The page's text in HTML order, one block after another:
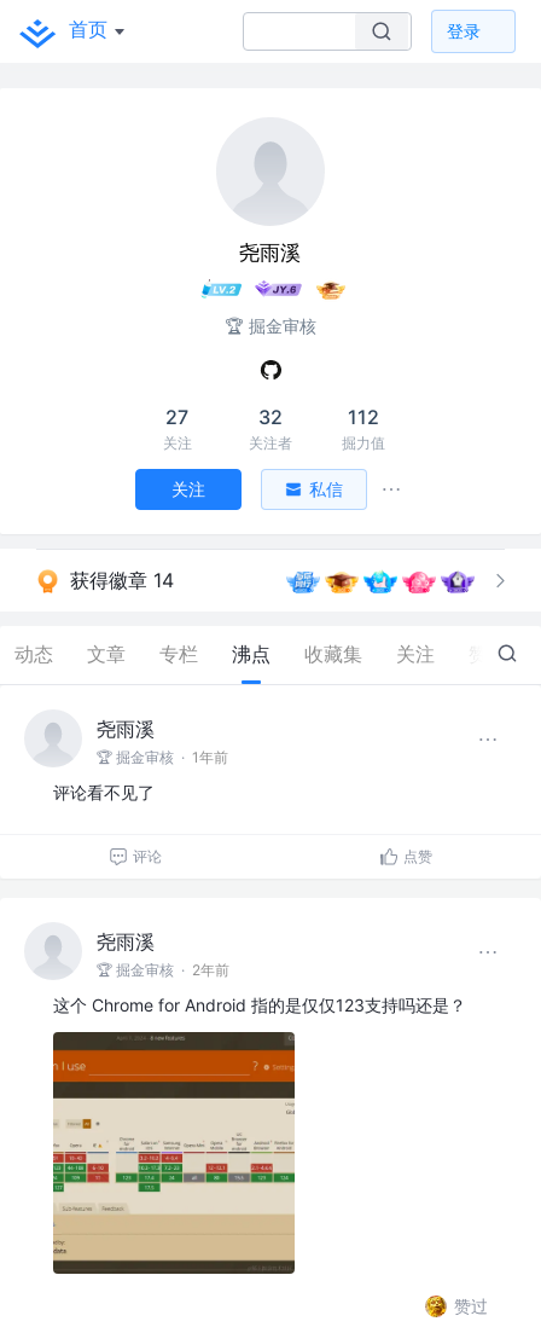
首页 登录
尧雨溪
🏆 掘金审核
27
关注
32
关注者
112
掘力值
关注 私信
获得徽章 14
动态 文章 专栏 沸点 收藏集 关注 439
尧雨溪
🏆 掘金审核 · 1年前
评论看不见了
评论 点赞
尧雨溪
🏆 掘金审核 · 2年前
这个 Chrome for Android 指的是仅仅123支持吗还是？
赞过